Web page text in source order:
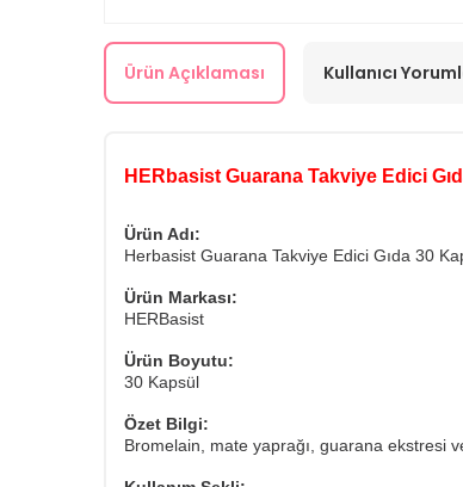
Ürün Açıklaması Kullanıcı
HERbasist Guarana Takviye Edici
Ürün Adı:
Herbasist Guarana Takviye Edici Gıda 30
Ürün Markası:
HERBasist
Ürün Boyutu:
30 Kapsül
Özet Bilgi:
Bromelain, mate yaprağı, guarana ekstresi